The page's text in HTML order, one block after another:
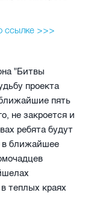
ссылке >>>
"Битвы
проекта
пять
не закроется и
ребята будут
в ближайшее
теплых краях